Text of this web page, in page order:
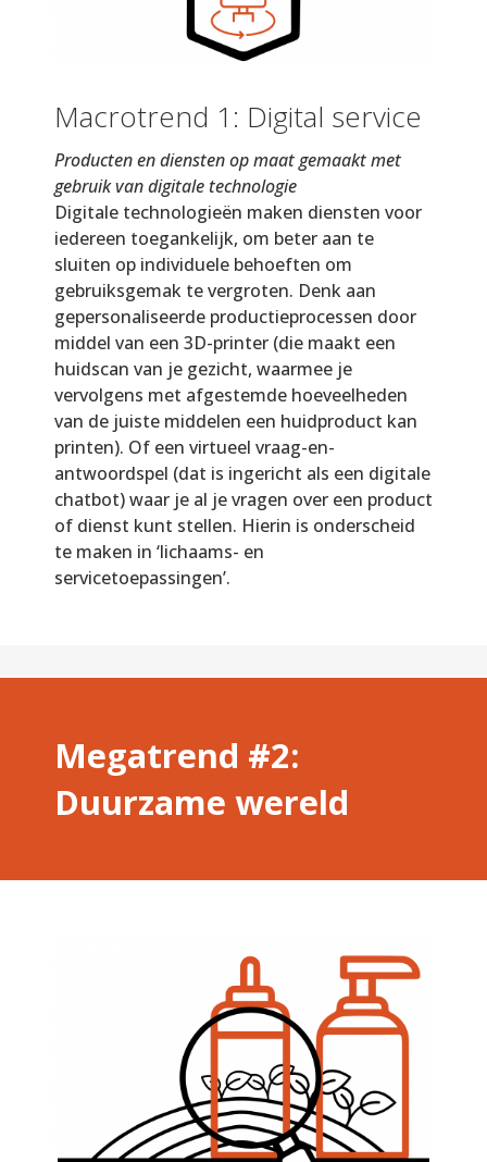
Macrotrend 1: Digital service
Producten en diensten op maat gemaakt met
gebruik van digitale technologie
Digitale technologieën maken diensten voor
iedereen toegankelijk, om beter aan te
sluiten op individuele behoeften om
gebruiksgemak te vergroten. Denk aan
gepersonaliseerde productieprocessen door
middel van een 3D-printer (die maakt een
huidscan van je gezicht, waarmee je
vervolgens met afgestemde hoeveelheden
van de juiste middelen een huidproduct kan
printen). Of een virtueel vraag-en-
antwoordspel (dat is ingericht als een digitale
chatbot) waar je al je vragen over een product
of dienst kunt stellen. Hierin is onderscheid
te maken in ‘lichaams- en
servicetoepassingen’.
Megatrend #2:
Duurzame wereld